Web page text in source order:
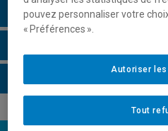
Horaire - Été 2026
pouvez personnaliser votre
« Préférences ».
Tout
Autoriser